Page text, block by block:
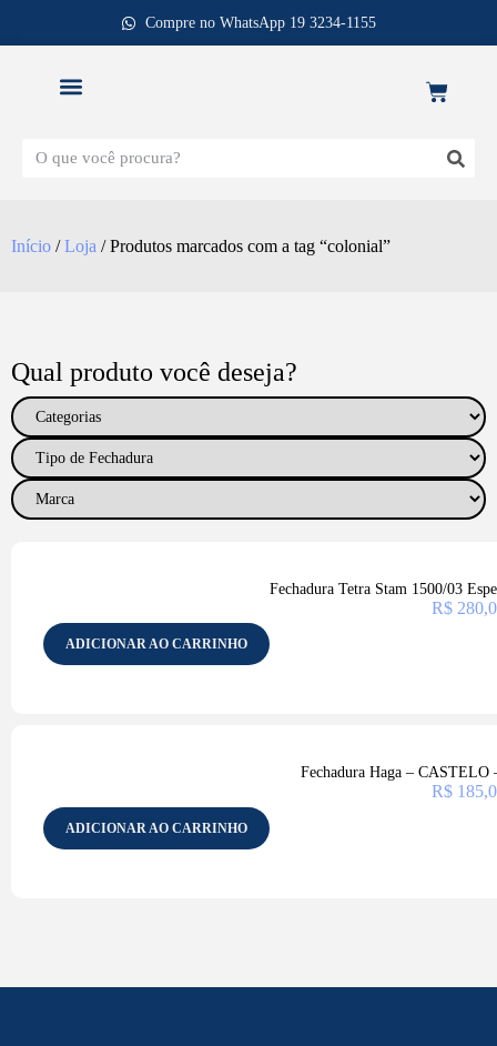
Compre no WhatsApp 19 3234-1155
Início /Loja / Produtos marcados com a tag “colonial”
Qual produto você deseja?
Fechadura Tetra Stam 1500/03
R$
ADICIONAR AO CARRINHO
Fechadura Haga – CASTELO
R$
ADICIONAR AO CARRINHO